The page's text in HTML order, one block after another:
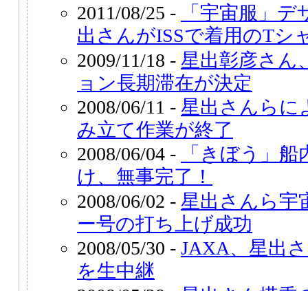
2011/08/25 -
「宇宙服」
出さんがISSで着用のTシ
2009/11/18 - 星出彰彦さん
ョン長期滞在が決定
2008/06/11 - 星出さんらに
み立て作業が終了
2008/06/04 -
「きぼう」
け、無事完了！
2008/06/02 - 星出さんら宇
ー号の打ち上げ成功
2008/05/30 - JAXA、星出
を生中継